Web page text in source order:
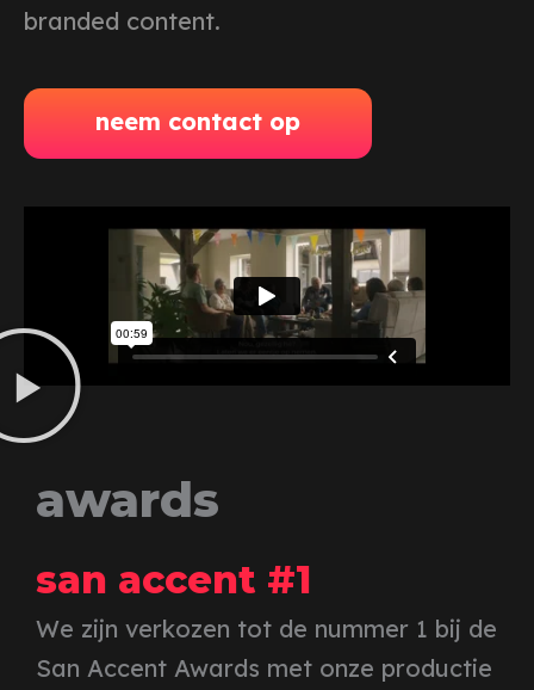
branded content.
neem contact op
awards
san accent #1
We zijn verkozen tot de nummer 1 bij de
San Accent Awards met onze productie